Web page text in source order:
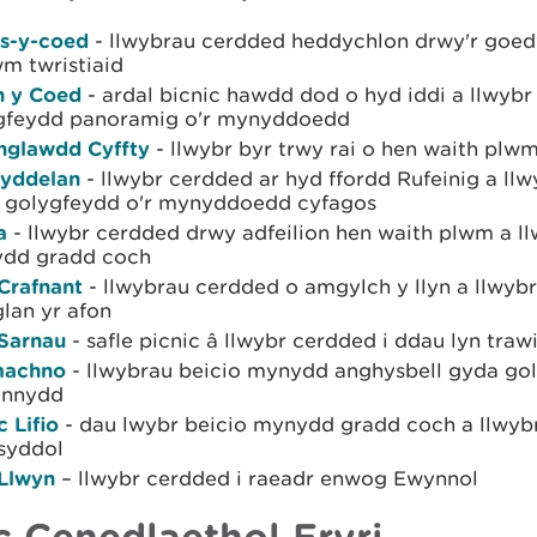
y-coed - llwybrau cerdded heddychlon drwy'r
twristiaid
y Coed - ardal bicnic hawdd dod o hyd iddi a
panoramig o'r mynyddoedd
Cyffty - llwybr byr trwy rai o hen waith
- llwybr cerdded ar hyd ffordd Rufeinig a
golygfeydd o'r mynyddoedd cyfagos
- llwybr cerdded drwy adfeilion hen waith plwm a
gradd coch
- llwybrau cerdded o amgylch y llyn a
yr afon
- safle picnic â llwybr cerdded i ddau lyn
- llwybrau beicio mynydd anghysbell gyda
Lifio - dau lwybr beicio mynydd gradd coch a
– llwybr cerdded i raeadr enwog Ewynnol